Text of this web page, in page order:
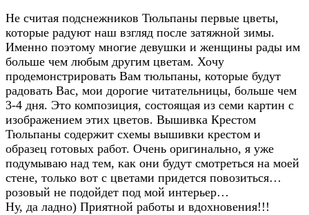
Не считая подснежников Тюльпаны первые цветы,
которые радуют наш взгляд после затяжной зимы.
Именно поэтому многие девушки и женщины рады им
больше чем любым другим цветам. Хочу
продемонстрировать Вам тюльпаны, которые будут
радовать Вас, мои дорогие читательницы, больше чем
3-4 дня. Это композиция, состоящая из семи картин с
изображением этих цветов. Вышивка Крестом
Тюльпаны содержит схемы вышивки крестом и
образец готовых работ. Очень оригинально, я уже
подумываю над тем, как они будут смотреться на моей
стене, только вот с цветами придется повозиться…
розовый не подойдет под мой интерьер…
Ну, да ладно) Приятной работы и вдохновения!!!